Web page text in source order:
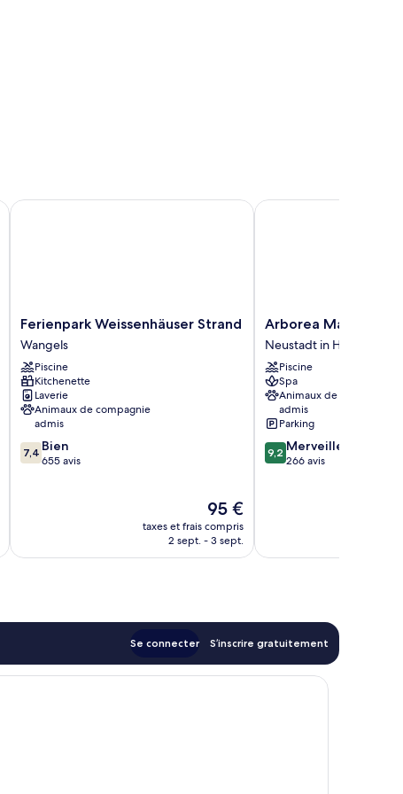
Ferienpark
Weissenhäuser
Strand
Wangels
Ferienpark Weissenhäuser Strand
Wangels
Piscine
Kitchenette
Laverie
Animaux de compagnie
admis
7.4
sur
7,4 Bien
655 avis
Le
nouveau
prix
95 €
taxes et frais compris
2 sept. - 3 sept.
Ferienpark Weissenhäuser Strand
Arborea
Marina
Resort
Neustadt
Neustadt
in
Holstein
Arborea Marina
Neustadt in Holstein
Piscine
Spa
Animaux de compagnie
admis
Parking
9.2
sur
9,2 Merveilleux
266 avis
Arborea Marina
Se connecter S’inscrire gratuitement